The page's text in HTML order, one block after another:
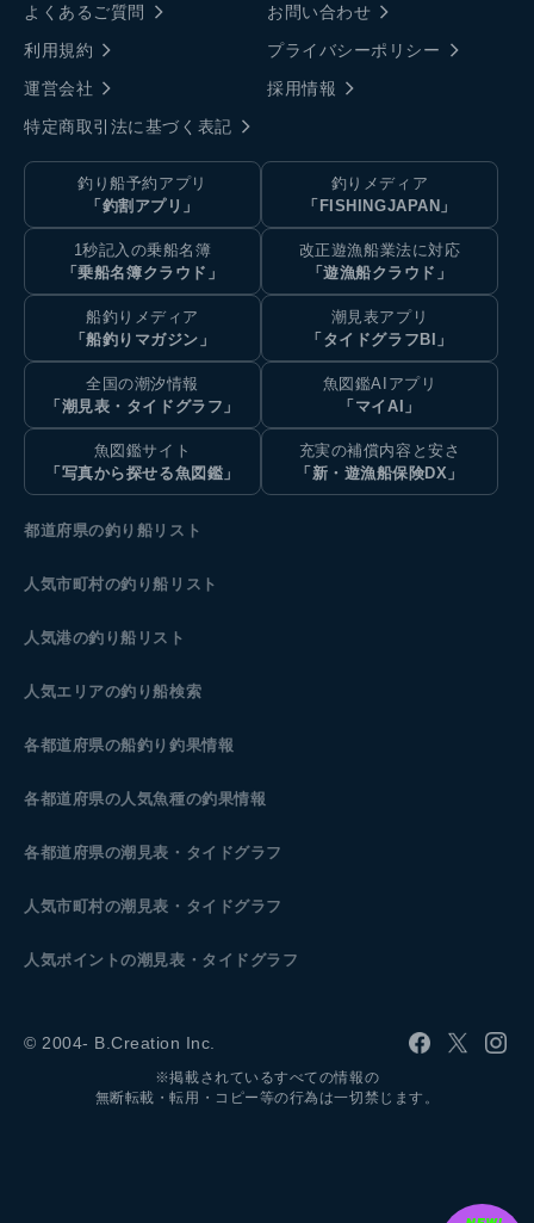
よくあるご質問
お問い合わせ
利用規約
プライバシーポリシー
運営会社
採用情報
特定商取引法に基づく表記
釣り船予約アプリ
「釣割アプリ」
釣りメディア
「FISHINGJAPAN」
1秒記入の乗船名簿
「乗船名簿クラウド」
改正遊漁船業法に対応
「遊漁船クラウド」
船釣りメディア
「船釣りマガジン」
潮見表アプリ
「タイドグラフBI」
全国の潮汐情報
「潮見表・タイドグラフ」
魚図鑑AIアプリ
「マイAI」
魚図鑑サイト
「写真から探せる魚図鑑」
充実の補償内容と安さ
「新・遊漁船保険DX」
都道府県の釣り船リスト
人気市町村の釣り船リスト
人気港の釣り船リスト
人気エリアの釣り船検索
各都道府県の船釣り釣果情報
各都道府県の人気魚種の釣果情報
各都道府県の潮見表 ・タイドグラフ
人気市町村の潮見表・タイドグラフ
人気ポイントの潮見表・タイドグラフ
© 2004- B.Creation Inc.
※掲載されているすべての情報の
無断転載・転用・コピー等の行為は一切禁じます。